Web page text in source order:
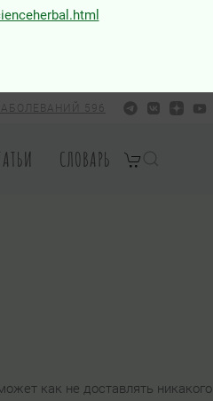
596
СЛОВАРЬ
как не доставлять никакого